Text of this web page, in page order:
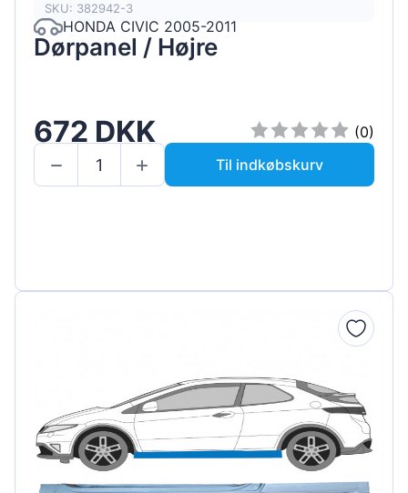
SKU: 382942-3
HONDA CIVIC 2005-2011
Dørpanel / Højre
672 DKK
(0)
Til indkøbskurv